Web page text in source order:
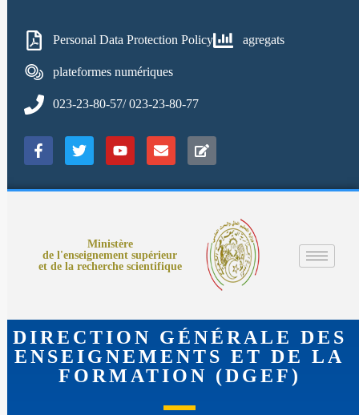
Personal Data Protection Policy agregats
plateformes numériques
023-23-80-57/ 023-23-80-77
Ministère
de l'enseignement supérieur
et de la recherche scientifique
DIRECTION GÉNÉRALE DES
ENSEIGNEMENTS ET DE LA
FORMATION (DGEF)